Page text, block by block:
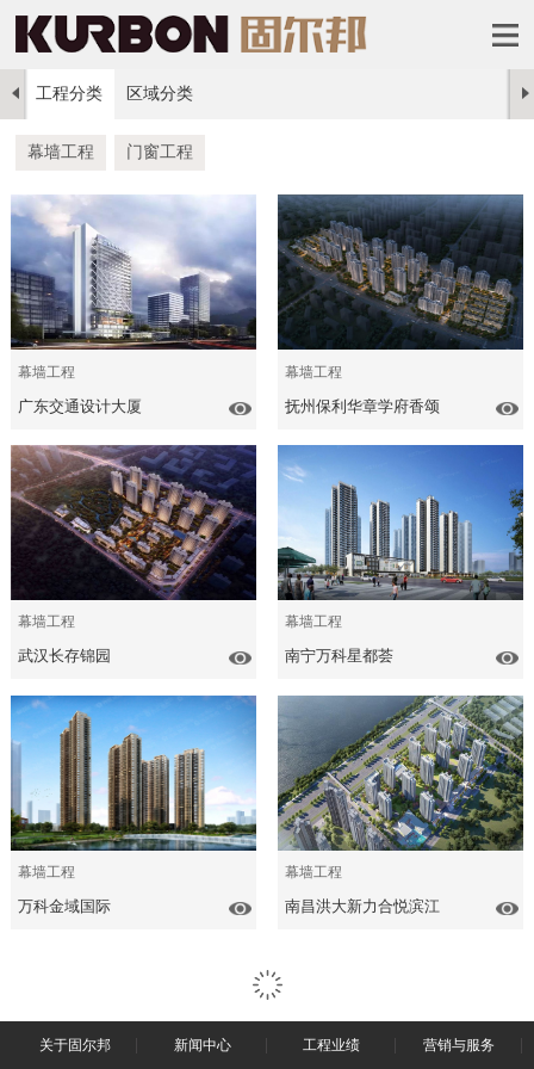
工程分类 区域分类
幕墙工程 门窗工程
幕墙工程
抚州保利华章学府香颂
幕墙工程
广东交通设计大厦
幕墙工程
南宁万科星都荟
幕墙工程
武汉长存锦园
幕墙工程
南昌洪大新力合悦滨江
幕墙工程
万科金域国际
关于固尔邦 新闻中心 工程业绩 营销与服务